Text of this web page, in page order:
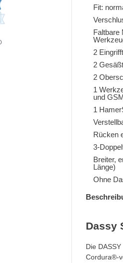
Fit:
Faltbare
2
2
2
1
und
1
Rücken
3-
Breiter,
Länge)
Ohne
Dassy
Die
Cordura®-